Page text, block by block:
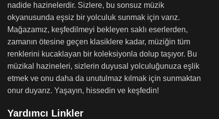
nadide hazinelerdir. Sizlere, bu sonsuz müzik
okyanusunda eşsiz bir yolculuk sunmak için varız.
Mağazamız, keşfedilmeyi bekleyen saklı eserlerden,
zamanın ötesine geçen klasiklere kadar, müziğin tüm
renklerini kucaklayan bir koleksiyonla dolup taşıyor. Bu
müzikal hazineleri, sizlerin duyusal yolculuğunuza eşlik
etmek ve onu daha da unutulmaz kılmak için sunmaktan
onur duyarız. Yaşayın, hissedin ve keşfedin!
Yardımcı Linkler